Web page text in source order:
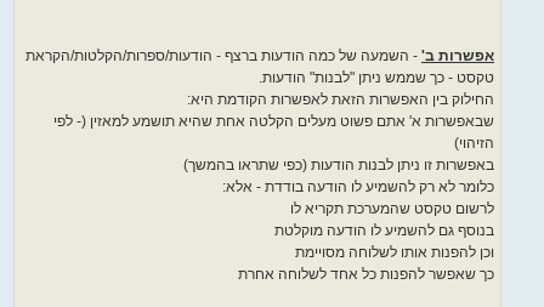
אפשרות ב' - השמעה של כמה הודעות ברצף - הודעות/ספרות/הקלטות/הקראת
טקסט - כך שממש ניתן "לבנות" הודעות.
החילוק בין האפשרות הזאת לאפשרות הקודמת היא:
שבאפשרות א' אתם פשוט מעלים הקלטה אחת שהיא תושמע למאזין (- לפי
הזיהוי)
באפשרות זו ניתן לבנות הודעות (כפי שתראו בהמשך)
כלומר לא רק להשמיע לו הודעה בודדת - אלא:
לרשום טקסט שהמערכת תקריא לו
בנוסף גם להשמיע לו הודעה מוקלטת
וכן להפנות אותו לשלוחה מסויימת
כך שאפשר להפנות כל אחד לשלוחה אחרת